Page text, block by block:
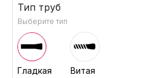
Тип труб
Выберите тип
Гладкая Витая